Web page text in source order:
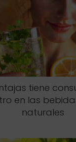
tiene
en las
naturales